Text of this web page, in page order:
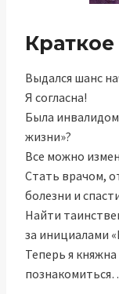
Выдался шанс
Я согласна!
Была
жизни»?
Все можно
Стать врачом,
болезни и
Найти
за инициалами
Теперь я